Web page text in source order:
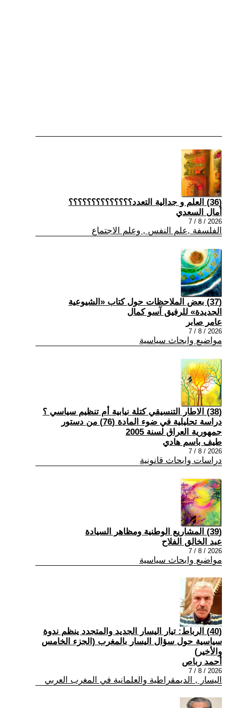
(36) العلم و جدالية التعدد؟؟؟؟؟؟؟؟؟؟؟؟؟؟
أمال السعدي
2026 / 8 / 7
الفلسفة ,علم النفس , وعلم الاجتماع
(37) بعض الملاحظات حول كتاب «الشيوعية
الجديدة» للرفيق آسو كمال
عامر صابر
2026 / 8 / 7
مواضيع وابحاث سياسية
(38) الاطار التنسيقي كتلة نيابية أم تنظيم سياسي ؟
دراسة تحليلية في ضوء المادة (76) من دستور
جمهورية العراق لسنة 2005
طيف باسم هادي
2026 / 8 / 7
دراسات وابحاث قانونية
(39) المشاريع الوطنية ومظاهر السيادة
عبد الخالق الفلاح
2026 / 8 / 7
مواضيع وابحاث سياسية
(40) الرباط: تيار اليسار الجديد والمتجدد ينظم ندوة
سياسية حول سؤال اليسار بالمغرب (الجزء الخامس
والأخير)
أحمد رباص
2026 / 8 / 7
اليسار , الديمقراطية والعلمانية في المغرب العربي